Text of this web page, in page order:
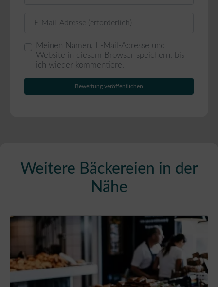
Meinen Namen, E-Mail-Adresse und
Website in diesem Browser speichern, bis
ich wieder kommentiere.
Weitere Bäckereien in der
Nähe